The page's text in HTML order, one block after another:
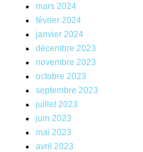
mars 2024
février 2024
janvier 2024
décembre 2023
novembre 2023
octobre 2023
septembre 2023
juillet 2023
juin 2023
mai 2023
avril 2023